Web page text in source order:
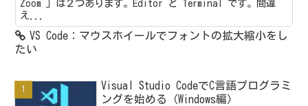
Zoom 」は２つあります。Editor と Terminal です。間違
え...
VS Code：マウスホイールでフォントの拡大縮小をし
たい
Visual Studio CodeでC言語プログラミ
ングを始める（Windows編）